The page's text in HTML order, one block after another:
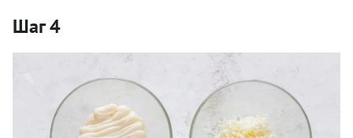
Шаг 4